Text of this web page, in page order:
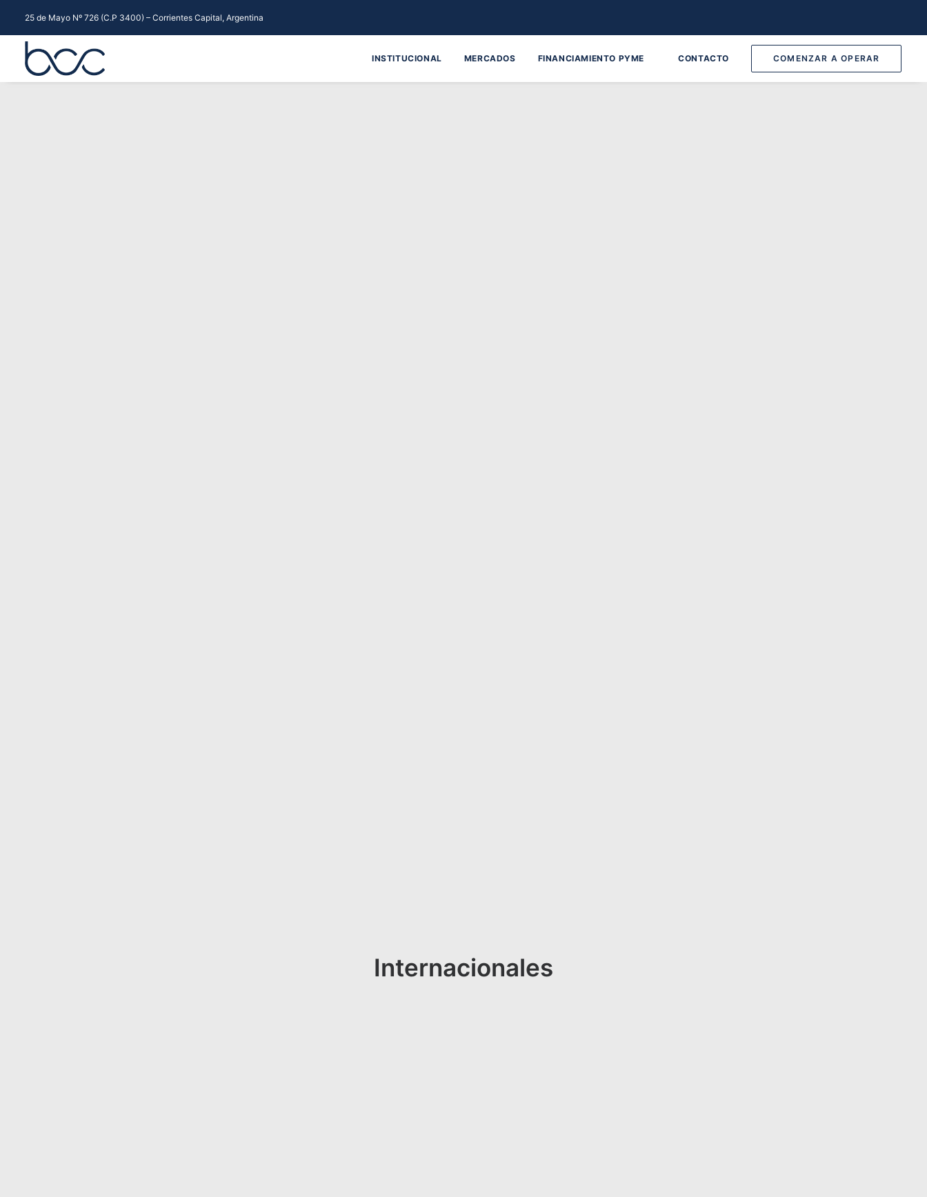
25 de Mayo Nº 726 (C.P 3400) – Corrientes Capital, Argentina
INSTITUCIONAL MERCADOS FINANCIAMIENTO PYME CONTACTO COMENZAR A OPERAR
Internacionales